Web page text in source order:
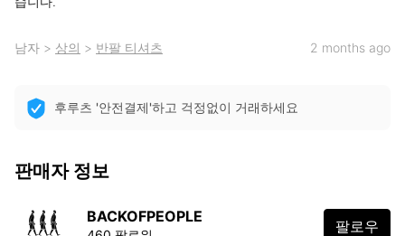
남자 > 상의 > 반팔 티셔츠 2 months ago
후루츠 '안전결제'하고 걱정없이 거래하세요
판매자 정보
BACKOFPEOPLE
팔로우